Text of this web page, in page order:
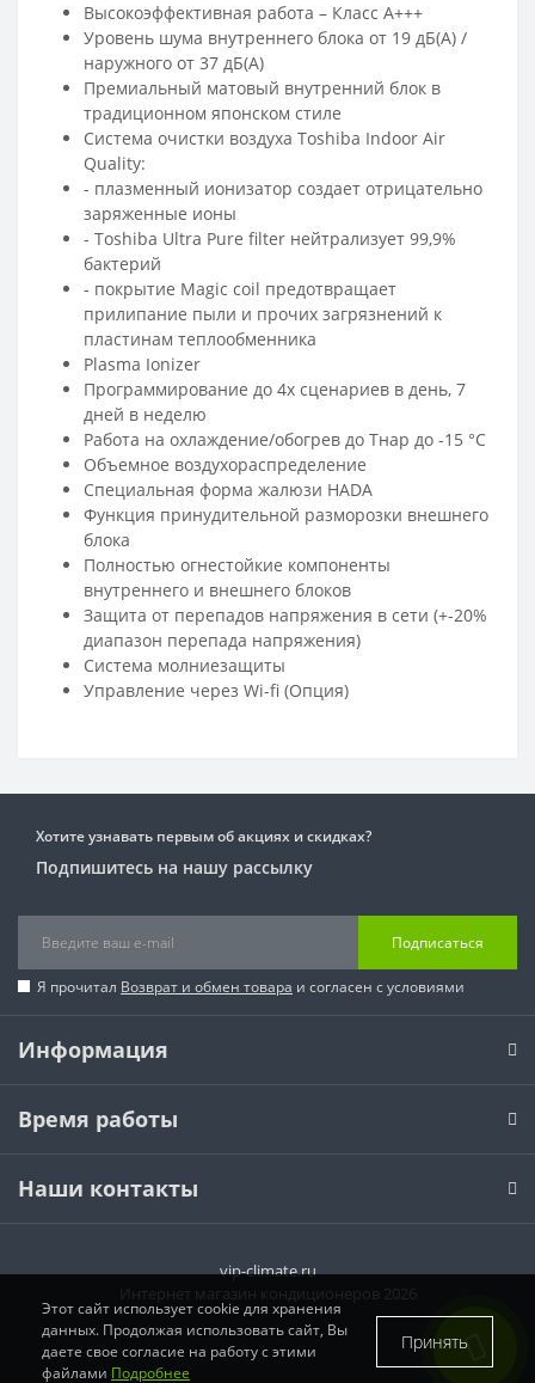
Высокоэффективная работа – Класс А+++
Уровень шума внутреннего блока от 19 дБ(А) /
наружного от 37 дБ(А)
Премиальный матовый внутренний блок в
традиционном японском стиле
Cистема очистки воздуха Toshiba Indoor Air
Quality:
- плазменный ионизатор создает отрицательно
заряженные ионы
- Toshiba Ultra Pure filter нейтрализует 99,9%
бактерий
- покрытие Magic coil предотвращает
прилипание пыли и прочих загрязнений к
пластинам теплообменника
Plasma Ionizer
Программирование до 4х сценариев в день, 7
дней в неделю
Работа на охлаждение/обогрев до Тнар до -15 °С
Объемное воздухораспределение
Cпециальная форма жалюзи HADA
Функция принудительной разморозки внешнего
блока
Полностью огнестойкие компоненты
внутреннего и внешнего блоков
Защита от перепадов напряжения в сети (+-20%
диапазон перепада напряжения)
Система молниезащиты
Управление через Wi-fi (Опция)
Хотите узнавать первым об акциях и скидках?
Подпишитесь на нашу рассылку
Подписаться
Я прочитал Возврат и обмен товара и согласен с условиями
Информация
Время работы
Наши контакты
vip-climate.ru
Интернет магазин кондиционеров 2026
Этот сайт использует cookie для хранения
данных. Продолжая использовать сайт, Вы
даете свое согласие на работу с этими
файлами Подробнее
Принять